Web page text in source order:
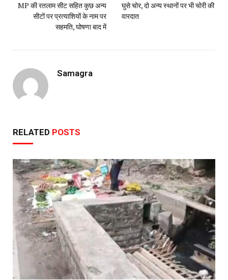
MP की रतलाम सीट सहित कुछ अन्य
सीटों पर प्रत्याशियों के नाम पर
सहमति, घोषणा बाद में
घुसे चोर, दो अन्य स्थानों पर भी चोरी की
वारदात
Samagra
RELATED POSTS